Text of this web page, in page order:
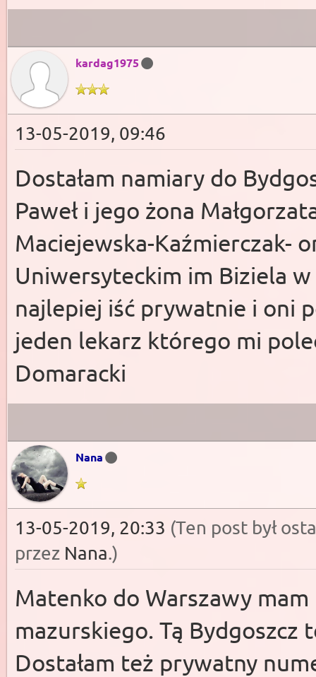
kardag1975
13-05-2019, 09:46
Dostałam namiary do
Paweł i jego żona
Maciejewska-Kaźmierczak-
Uniwersyteckim im Biziela
najlepiej iść prywatnie i oni
jeden lekarz którego mi
Domaracki
Nana
13-05-2019, 20:33 (Ten post był
przez Nana.)
Matenko do Warszawy
mazurskiego. Tą Bydgoszcz
Dostałam też prywatny